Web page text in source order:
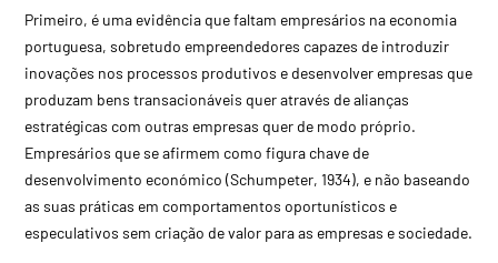
Primeiro, é uma evidência que faltam empresários na economia
portuguesa, sobretudo empreendedores capazes de introduzir
inovações nos processos produtivos e desenvolver empresas que
produzam bens transacionáveis quer através de alianças
estratégicas com outras empresas quer de modo próprio.
Empresários que se afirmem como figura chave de
desenvolvimento económico (Schumpeter, 1934), e não baseando
as suas práticas em comportamentos oportunísticos e
especulativos sem criação de valor para as empresas e sociedade.